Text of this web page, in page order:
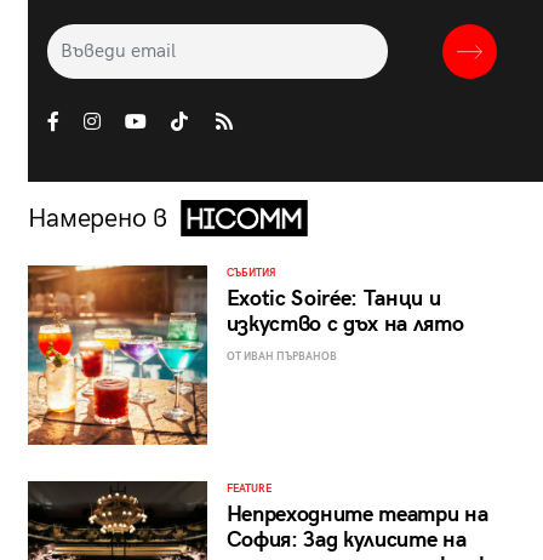
Намерено в
СЪБИТИЯ
Exotic Soirée: Танци и
изкуство с дъх на лято
ОТ ИВАН ПЪРВАНОВ
FEATURE
Непреходните театри на
София: Зад кулисите на